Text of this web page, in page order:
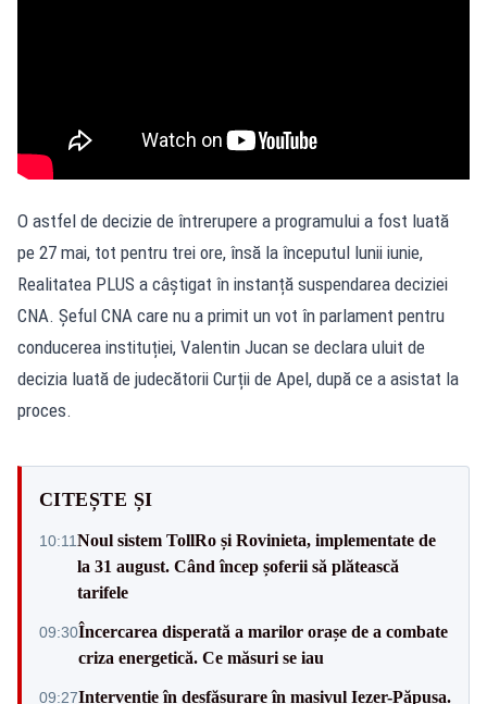
O astfel de decizie de întrerupere a programului a fost luată
pe 27 mai, tot pentru trei ore, însă la începutul lunii iunie,
Realitatea PLUS a câștigat în instanță suspendarea deciziei
CNA. Șeful CNA care nu a primit un vot în parlament pentru
conducerea instituției, Valentin Jucan se declara uluit de
decizia luată de judecătorii Curții de Apel, după ce a asistat la
proces.
CITEȘTE ȘI
10:11Noul sistem TollRo și Rovinieta, implementate de
la 31 august. Când încep șoferii să plătească
tarifele
09:30Încercarea disperată a marilor orașe de a combate
criza energetică. Ce măsuri se iau
09:27Intervenție în desfășurare în masivul Iezer-Păpușa.